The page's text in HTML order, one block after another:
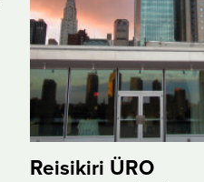
Reisikiri ÜRO